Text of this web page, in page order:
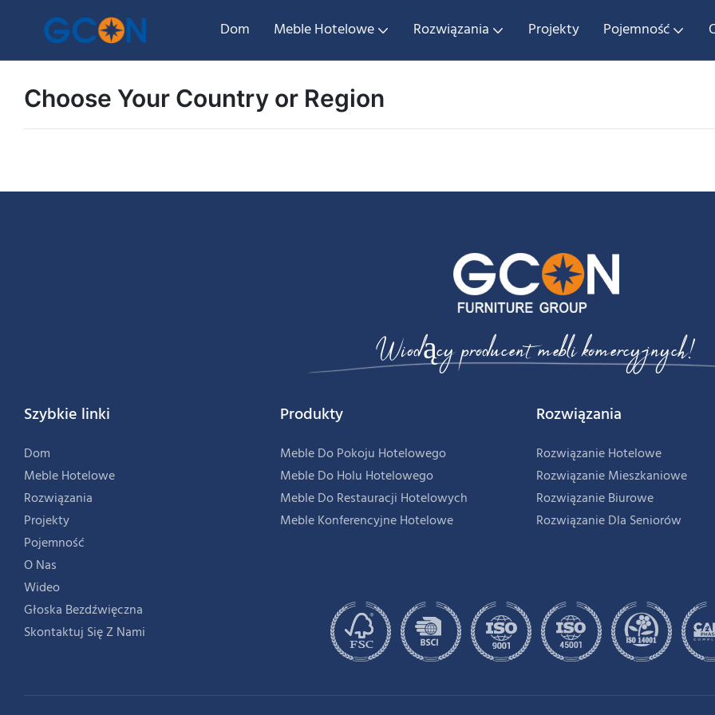
Dom Meble Hotelowe Rozwiązania Projekty Pojemność
Choose Your Country or Region
Wiodący producent mebli komercyjnych!
Szybkie linki
Dom
Meble Hotelowe
Rozwiązania
Projekty
Pojemność
O Nas
Wideo
Głoska Bezdźwięczna
Skontaktuj Się Z Nami
Produkty
Meble Do Pokoju Hotelowego
Meble Do Holu Hotelowego
Meble Do Restauracji Hotelowych
Meble Konferencyjne Hotelowe
Rozwiązania
Rozwiązanie Hotelowe
Rozwiązanie Mieszkaniowe
Rozwiązanie Biurowe
Rozwiązanie Dla Seniorów